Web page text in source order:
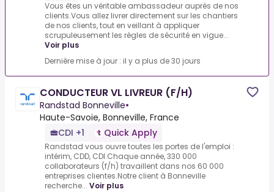
Vous êtes un véritable ambassadeur auprès de nos
clients.Vous allez livrer directement sur les chantiers
de nos clients, tout en veillant à appliquer
scrupuleusement les règles de sécurité en vigue...
Voir plus
Dernière mise à jour : il y a plus de 30 jours
CONDUCTEUR VL LIVREUR (F/H)
Randstad Bonneville•
Haute-Savoie, Bonneville, France
CDI +1
Quick Apply
Randstad vous ouvre toutes les portes de l'emploi :
intérim, CDD, CDI.Chaque année, 330 000
collaborateurs (f/h) travaillent dans nos 60 000
entreprises clientes.Notre client à Bonneville
recherche... Voir plus